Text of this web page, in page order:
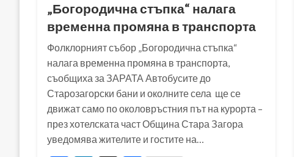
„Богородична стъпка“ налага
временна промяна в транспорта
Фолклорният събор „Богородична стъпка“
налага временна промяна в транспорта,
съобщиха за ЗАРАТА Автобусите до
Старозагорски бани и околните села ще се
движат само по околовръстния път на курорта –
през хотелската част Община Стара Загора
уведомява жителите и гостите на…